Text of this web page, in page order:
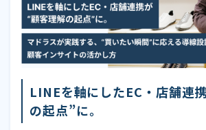
LINEを軸にしたEC・店舗連
の起点”に。